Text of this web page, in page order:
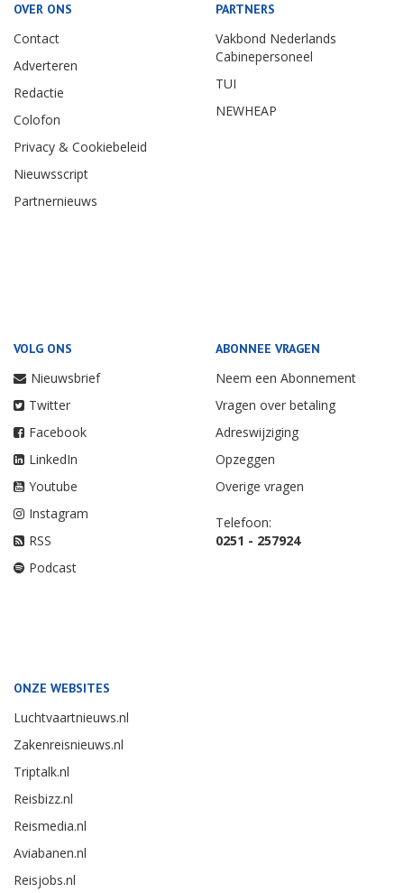
OVER ONS
Contact
Adverteren
Redactie
Colofon
Privacy & Cookiebeleid
Nieuwsscript
Partnernieuws
PARTNERS
Vakbond Nederlands
Cabinepersoneel
TUI
NEWHEAP
VOLG ONS
Nieuwsbrief
Twitter
Facebook
LinkedIn
Youtube
Instagram
RSS
Podcast
ABONNEE VRAGEN
Neem een Abonnement
Vragen over betaling
Adreswijziging
Opzeggen
Overige vragen
Telefoon:
0251 - 257924
ONZE WEBSITES
Luchtvaartnieuws.nl
Zakenreisnieuws.nl
Triptalk.nl
Reisbizz.nl
Reismedia.nl
Aviabanen.nl
Reisjobs.nl